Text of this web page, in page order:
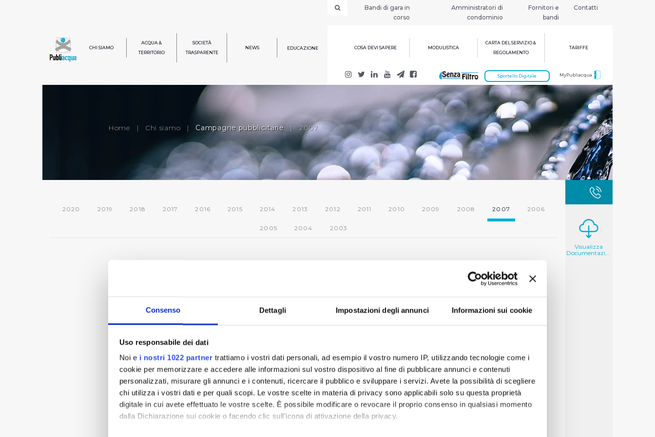
Consenso Dettagli Impostazioni degli annunci Informazioni sui cookie
Uso responsabile dei dati
Noi e i nostri 1022 partner trattiamo i vostri dati personali, ad esempio il vostro numero IP, utilizzando tecnologie come i
cookie per memorizzare e accedere alle informazioni sul vostro dispositivo al fine di pubblicare annunci e contenuti
personalizzati, misurare gli annunci e i contenuti, ricercare il pubblico e sviluppare i servizi. Avete la possibilità di scegliere
chi utilizza i vostri dati e per quali scopi. Le vostre scelte in materia di privacy sono applicabili solo su questa proprietà
digitale in cui avete effettuato le vostre scelte. È possibile modificare o revocare il proprio consenso in qualsiasi momento
dalla Dichiarazione sui cookie o facendo clic sull'icona di attivazione della privacy.
Bandi di gara in
corso
Amministratori di
condominio
Fornitori e
bandi
Contatti
CHI SIAMO
ACQUA &
TERRITORIO
SOCIETÀ
TRASPARENTE
NEWS EDUCAZIONE COSA DEVI SAPERE MODULISTICA
CARTA DEL SERVIZIO &
REGOLAMENTO
TARIFFE
MyPubliacqua
Sportello Digitale
Home | Chi siamo | Campagne pubblicitarie | 2007
2020 2019 2018 2017 2016 2015 2014 2013 2012 2011 2010 2009 2008 2007 2006
2005 2004 2003
Visualizza
Documentazione